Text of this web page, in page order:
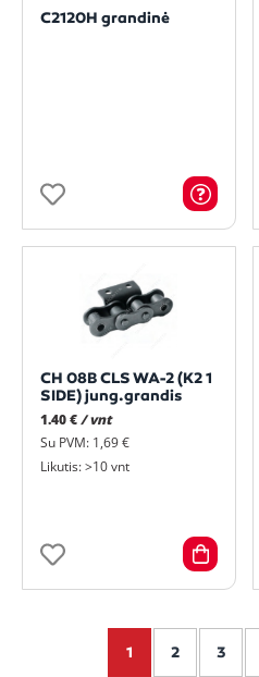
C2120H grandinė
CH 08B CLS WA-2 (K2 1
SIDE) jung.grandis
1.40 €/ vnt
Su PVM: 1,69 €
Likutis: >10 vnt
1 2 3